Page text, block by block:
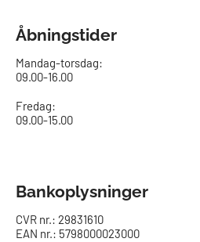
Åbningstider
Mandag-torsdag:
09.00-16.00​
Fredag:
09.00-15.00
Bankoplysninger
CVR nr.: 29831610
EAN nr.: 5798000023000